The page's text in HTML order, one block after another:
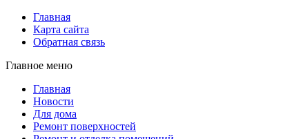
Главная
Карта сайта
Обратная связь
Главное меню
Главная
Новости
Для дома
Ремонт поверхностей